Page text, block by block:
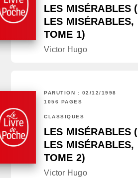
LES MISÉRABLES (
LES MISÉRABLES,
TOME 1)
Victor Hugo
PARUTION : 02/12/1998
1056 PAGES
CLASSIQUES
LES MISÉRABLES (
LES MISÉRABLES,
TOME 2)
Victor Hugo